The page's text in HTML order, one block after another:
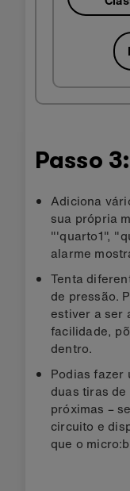
Passo
Adiciona
sua própria
"'quarto1",
alarme
Tenta
de pressão.
estiver a ser
facilidade,
dentro.
Podias fazer
duas tiras
próximas –
circuito e
que o